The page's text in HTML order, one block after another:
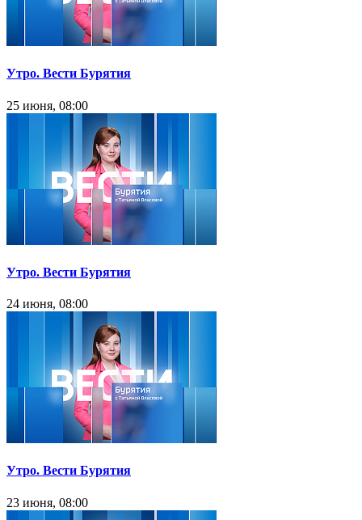
Утро. Вести Бурятия
25 июня, 08:00
Утро. Вести Бурятия
24 июня, 08:00
Утро. Вести Бурятия
23 июня, 08:00